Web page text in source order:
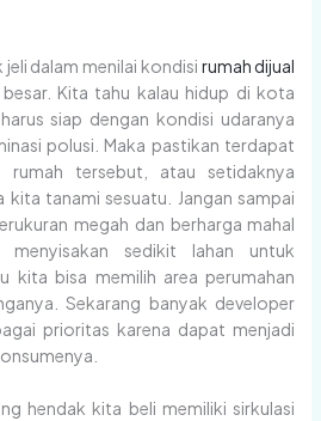
dalam menilai kondisi rumah dijual
Kita tahu kalau hidup di kota
siap dengan kondisi udaranya
polusi. Maka pastikan terdapat
rumah tersebut, atau setidaknya
tanami sesuatu. Jangan sampai
megah dan berharga mahal
menyisakan sedikit lahan untuk
kita bisa memilih area perumahan
Sekarang banyak developer
prioritas karena dapat menjadi
hendak kita beli memiliki sirkulasi